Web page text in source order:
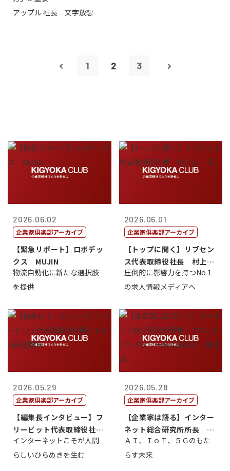
アップル 社長 文字放想
1 2 3
2026.06.02
企業家倶楽部アーカイブ
【緊急リポート】ロボデッ
クス MUJIN
物流自動化に新たな選択肢
を提供
2026.06.01
企業家倶楽部アーカイブ
【トップに聞く】リブセン
ス代表取締役社長 村上太
一 氏
圧倒的に影響力を持つNo１
の求人情報メディアへ
2026.05.29
企業家倶楽部アーカイブ
【編集長インタビュー】フ
リービット代表取締役社長
ＣＥＯ 石田...
インターネットこそが人間
らしいひらめきを生む
2026.05.28
企業家倶楽部アーカイブ
【企業家は語る】インター
ネット総合研究所所長 ブ
ロードバンド...
ＡＩ、ＩｏＴ、５Ｇのもた
らす未来